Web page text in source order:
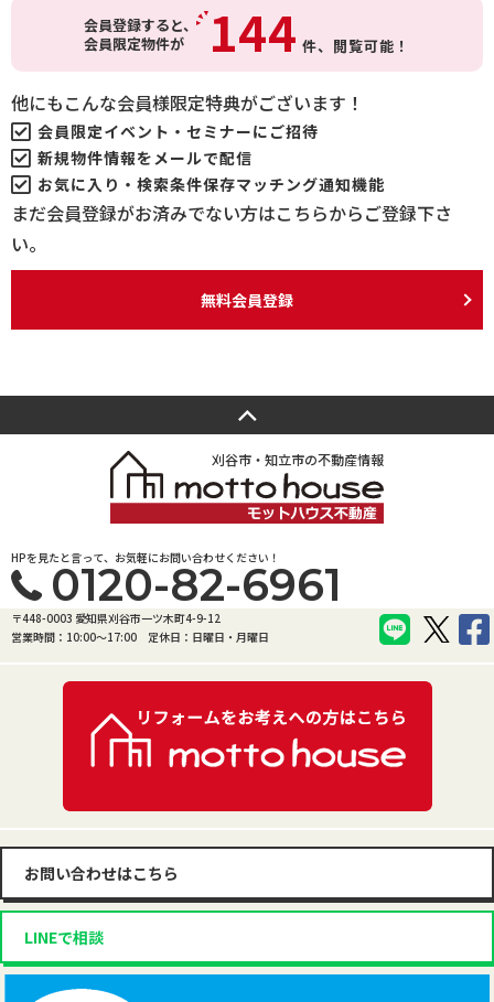
会員登録すると、
会員限定物件が
144 件、 閲覧可能！
他にもこんな会員様限定特典がございます！
会員限定イベント・セミナーにご招待
新規物件情報をメールで配信
お気に入り・検索条件保存マッチング通知機能
まだ会員登録がお済みでない方はこちらからご登録下さ
い。
無料会員登録
刈谷市・知立市の不動産情報
HPを見たと言って、お気軽にお問い合わせください！
0120-82-6961
〒448-0003 愛知県刈谷市一ツ木町4-9-12
営業時間：10:00〜17:00
定休日：日曜日・月曜日
お問い合わせはこちら
LINEで相談